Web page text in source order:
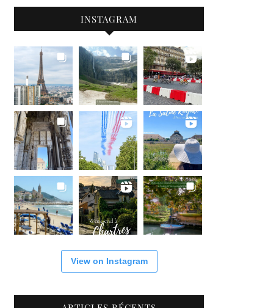
INSTAGRAM
View on Instagram